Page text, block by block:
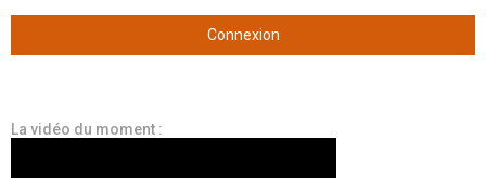
La vidéo du moment :